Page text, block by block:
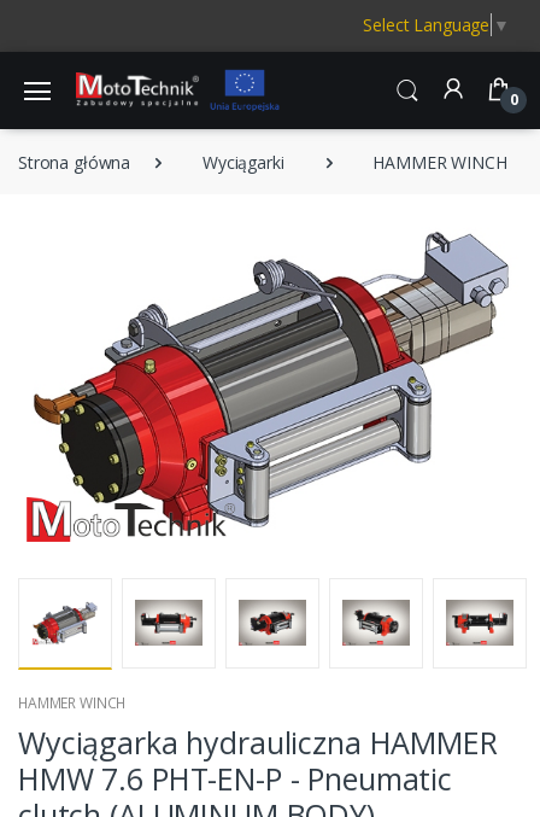
Select Language ▼
0
Strona główna Wyciągarki HAMMER WINCH
HAMMER WINCH
Wyciągarka hydrauliczna HAMMER
HMW 7.6 PHT-EN-P - Pneumatic